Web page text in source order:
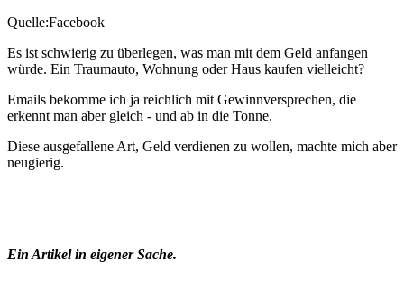
Quelle:Facebook
Es ist schwierig zu überlegen, was man mit dem Geld anfangen
würde. Ein Traumauto, Wohnung oder Haus kaufen vielleicht?
Emails bekomme ich ja reichlich mit Gewinnversprechen, die
erkennt man aber gleich - und ab in die Tonne.
Diese ausgefallene Art, Geld verdienen zu wollen, machte mich aber
neugierig.
Ein Artikel in eigener Sache.